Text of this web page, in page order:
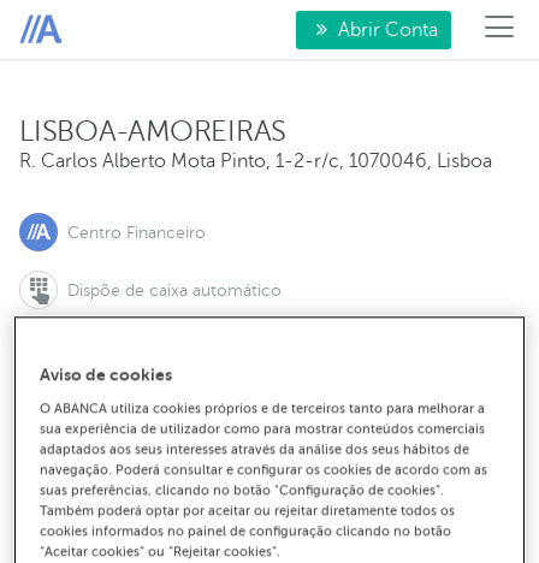
Abrir Conta
LISBOA-AMOREIRAS
R. Carlos Alberto Mota Pinto, 1-2-r/c, 1070046, Lisboa
Centro Financeiro
Dispõe de caixa automático
Para marcar uma reunião:
21 000 13 00
Para contactar o balcão:
210 001 490
Aviso de cookies
O ABANCA utiliza cookies próprios e de terceiros tanto para melhorar a
sua experiência de utilizador como para mostrar conteúdos comerciais
adaptados aos seus interesses através da análise dos seus hábitos de
navegação. Poderá consultar e configurar os cookies de acordo com as
suas preferências, clicando no botão "Configuração de cookies”.
Também poderá optar por aceitar ou rejeitar diretamente todos os
cookies informados no painel de configuração clicando no botão
“Aceitar cookies” ou “Rejeitar cookies”.